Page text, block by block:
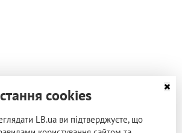
cookies
LB.ua ви підтверджуєте, що